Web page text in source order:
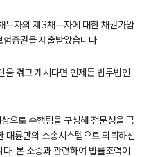
소개
소개
강점
트너 로펌
소리
검색
무자의 제3채무자에 대한 채권가압
증권을 제출받았습니다.
을 겪고 계시다면 언제든 법무법인
으로 수행팀을 구성해 전문성을 극
대륜만의 소송시스템으로 의뢰하신
. 본 소송과 관련하여 법률조력이